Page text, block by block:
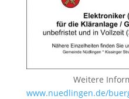
Weitere
www.nuedlingen.de/